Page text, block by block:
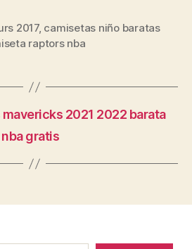
2017, camisetas niño baratas
raptors nba
2021 2022 barata
gratis